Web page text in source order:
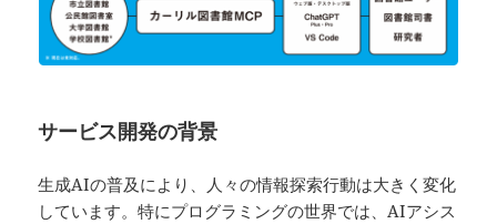
サービス開発の背景
生成AIの普及により、人々の情報探索行動は大きく変化
しています。特にプログラミングの世界では、AIアシス